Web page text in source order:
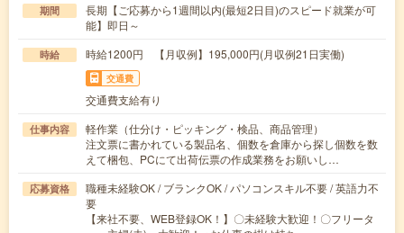
期間
長期【ご応募から1週間以内(最短2日目)のスピード就業が可
能】即日～
時給 時給1200円 【月収例】195,000円(月収例21日実働)
交通費
交通費支給有り
仕事内容
軽作業（仕分け・ピッキング・検品、商品管理）
注文票に書かれている製品名、個数を倉庫から探し個数を数
えて梱包、PCにて出荷伝票の作成業務をお願いし…
応募資格
職種未経験OK / ブランクOK / パソコンスキル不要 / 英語力不
要
【来社不要、WEB登録OK！】〇未経験大歓迎！〇フリータ